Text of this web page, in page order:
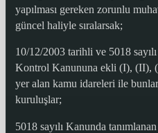
yapılması gereken zorunlu
güncel haliyle sıralarsak;
10/12/2003 tarihli ve 5018
Kontrol Kanununa ekli (I), (II),
yer alan kamu idareleri ile
kuruluşlar;
5018 sayılı Kanunda